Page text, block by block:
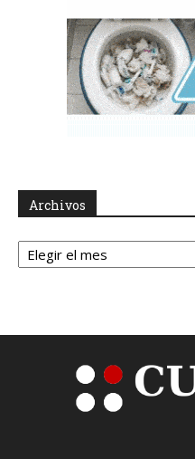
Archivos
Archivos